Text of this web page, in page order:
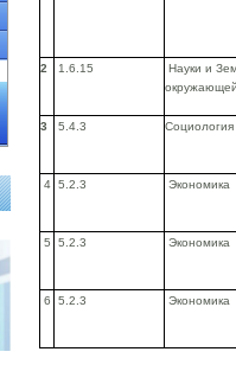
2 1.6.15
Науки и
3 5.4.3 Социология
4 5.2.3 Экономика
5 5.2.3 Экономика
6 5.2.3 Экономика